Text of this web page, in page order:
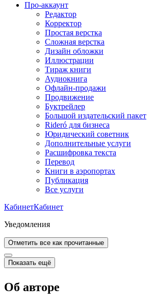
Про-аккаунт
Редактор
Корректор
Простая верстка
Сложная верстка
Дизайн обложки
Иллюстрации
Тираж книги
Аудиокнига
Офлайн-продажи
Продвижение
Буктрейлер
Большой издательский пакет
Rideró для бизнеса
Юридический советник
Дополнительные услуги
Расшифровка текста
Перевод
Книги в аэропортах
Публикация
Все услуги
КабинетКабинет
Уведомления
Отметить все как прочитанные
Показать ещё
Об авторе